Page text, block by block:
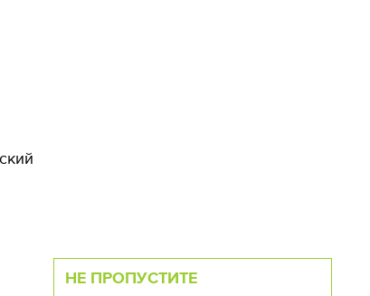
НЕ ПРОПУСТИТЕ